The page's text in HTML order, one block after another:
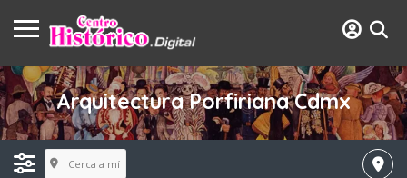
Arquitectura Porfiriana Cdmx
Cerca a mí